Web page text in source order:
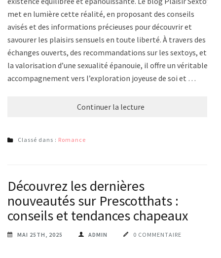
met en lumière cette réalité, en proposant des conseils
avisés et des informations précieuses pour découvrir et
savourer les plaisirs sensuels en toute liberté. À travers des
échanges ouverts, des recommandations sur les sextoys, et
la valorisation d’une sexualité épanouie, il offre un véritable
accompagnement vers l’exploration joyeuse de soi et …
Continuer la lecture
Classé dans : Romance
Découvrez les dernières
nouveautés sur Prescotthats :
conseils et tendances chapeaux
MAI 25TH, 2025 ADMIN 0 COMMENTAIRE